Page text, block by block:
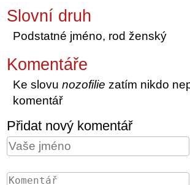
Slovní druh
Podstatné jméno, rod ženský
Komentáře
Ke slovunozofilie zatím nikdo
komentář
Přidat nový komentář